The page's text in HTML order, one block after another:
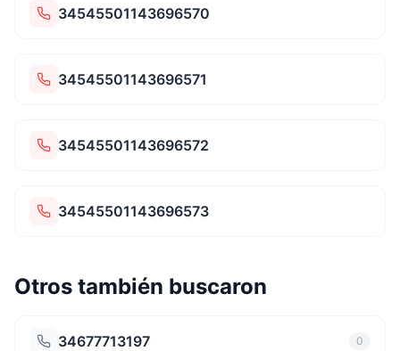
34545501143696570
34545501143696571
34545501143696572
34545501143696573
Otros también buscaron
34677713197 0